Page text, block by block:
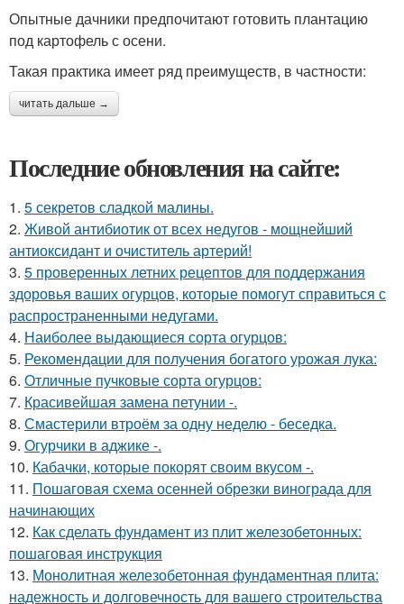
Опытные дачники предпочитают готовить плантацию
под картофель с осени.
Такая практика имеет ряд преимуществ, в частности:
читать дальше →
Последние обновления на сайте:
1. 5 секретов сладкой малины.
2. Живой антибиотик от всех недугов - мощнейший
антиоксидант и очиститель артерий!
3. 5 проверенных летних рецептов для поддержания
здоровья ваших огурцов, которые помогут справиться с
распространенными недугами.
4. Наиболее выдающиеся сорта огурцов:
5. Рекомендации для получения богатого урожая лука:
6. Отличные пучковые сорта огурцов:
7. Красивейшая замена петунии -.
8. Смастерили втроём за одну неделю - беседка.
9. Огурчики в аджике -.
10. Кабачки, которые покорят своим вкусом -.
11. Пошаговая схема осенней обрезки винограда для
начинающих
12. Как сделать фундамент из плит железобетонных:
пошаговая инструкция
13. Монолитная железобетонная фундаментная плита:
надежность и долговечность для вашего строительства